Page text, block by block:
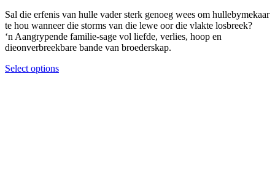
Sal die erfenis van hulle vader sterk genoeg wees om hullebymekaar
te hou wanneer die storms van die lewe oor die vlakte losbreek?
‘n Aangrypende familie-sage vol liefde, verlies, hoop en
dieonverbreekbare bande van broederskap.
Select optionsThis